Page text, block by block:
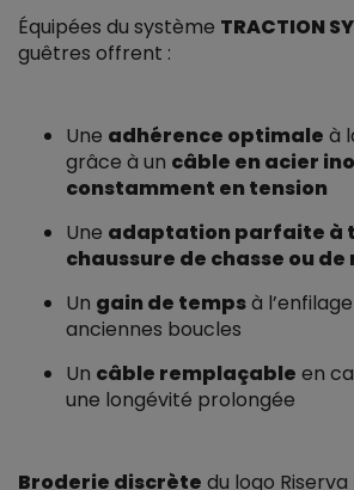
Équipées du système TRACTION
guêtres offrent :
Une adhérence optimale à
grâce à un câble en acier
constamment en tension
Une adaptation parfaite à
chaussure de chasse ou
Un gain de tempsà
anciennes boucles
Un câble remplaçable en
une longévité prolongée
Broderie discrète du logo